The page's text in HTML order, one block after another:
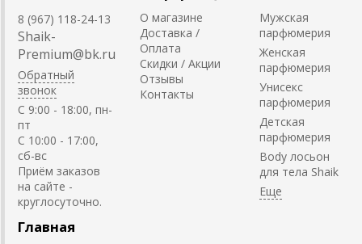
8 (967) 118-24-13
Shaik-
Premium@bk.ru
Обратный
звонок
C 9:00 - 18:00, пн-
пт
С 10:00 - 17:00,
сб-вс
Приём заказов
на сайте -
круглосуточно.
О магазине
Доставка /
Оплата
Скидки / Акции
Отзывы
Контакты
Мужская
парфюмерия
Женская
парфюмерия
Унисекс
парфюмерия
Детская
парфюмерия
Body лосьон
для тела Shaik
Главная